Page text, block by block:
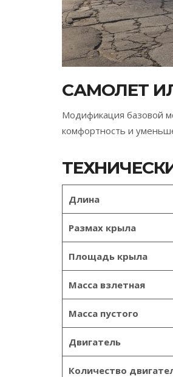
САМОЛЕТ
Модификация базовой
комфортность и
Длина
Размах крыла
Площадь крыла
Масса взлетная
Масса пустого
Двигатель
Количество